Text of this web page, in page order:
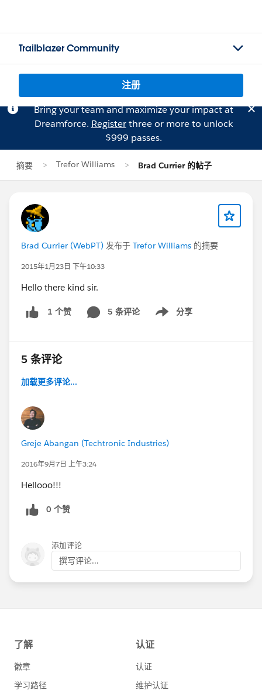
Trailblazer Community
注册
Bring your team and maximize your impact at
Dreamforce. Registerthree or more to unlock
$999 passes.
摘要 Trefor Williams Brad Currier 的帖子
Brad Currier (WebPT) 发布于 Trefor Williams 的摘要
2015年1月23日 下午10:33
Hello there kind sir.
1 个赞 5 条评论 分享
Show menu
5 条评论
加载更多评论...
Greje Abangan (Techtronic Industries)
2016年9月7日 上午3:24
Hellooo!!!
0 个赞
添加评论
撰写评论...